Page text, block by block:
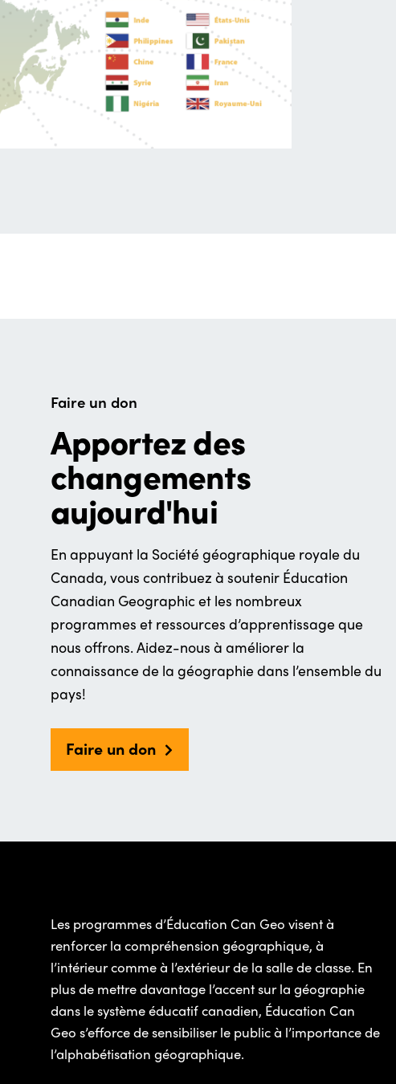
Faire un don
Apportez des
changements
aujourd'hui
En appuyant la Société géographique royale du
Canada, vous contribuez à soutenir Éducation
Canadian Geographic et les nombreux
programmes et ressources d’apprentissage que
nous offrons. Aidez-nous à améliorer la
connaissance de la géographie dans l’ensemble du
pays!
Faire un don
Les programmes d’Éducation Can Geo visent à
renforcer la compréhension géographique, à
l’intérieur comme à l’extérieur de la salle de classe. En
plus de mettre davantage l’accent sur la géographie
dans le système éducatif canadien, Éducation Can
Geo s’efforce de sensibiliser le public à l’importance de
l’alphabétisation géographique.